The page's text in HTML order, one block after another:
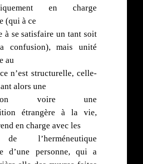
en charge
(qui à ce
à se satisfaire un tant soit
confusion), mais unité
au
n’est structurelle, celle-
alors une
voire une
étrangère à la vie,
en charge avec les
l’herméneutique
d’une personne, qui a